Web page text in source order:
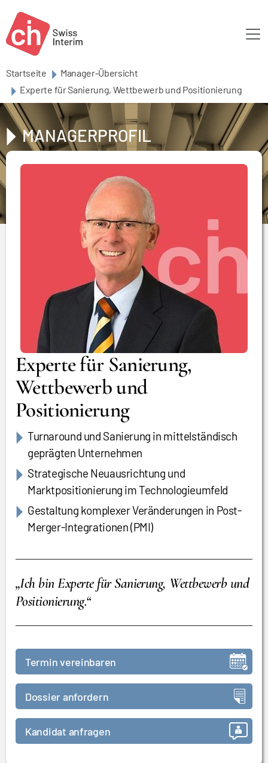
Startseite
Manager-Übersicht
Experte für Sanierung, Wettbewerb und Positionierung
MANAGERPROFIL
Experte für Sanierung,
Wettbewerb und
Positionierung
Turnaround und Sanierung in mittelständisch
geprägten Unternehmen
Strategische Neuausrichtung und
Marktpositionierung im Technologieumfeld
Gestaltung komplexer Veränderungen in Post-
Merger-Integrationen (PMI)
„Ich bin Experte für Sanierung, Wettbewerb und
Positionierung.“
Termin vereinbaren
Dossier anfordern
Kandidat anfragen